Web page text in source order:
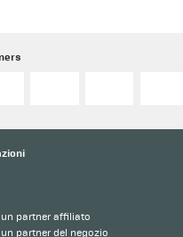
partner affiliato
partner del negozio